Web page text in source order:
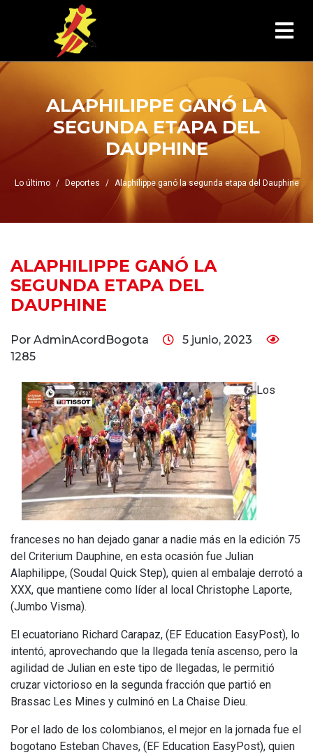
ALAPHILIPPE GANÓ LA
SEGUNDA ETAPA DEL
DAUPHINE
Lo último Deportes Alaphilippe ganó la segunda etapa del Dauphine
ALAPHILIPPE GANÓ LA
SEGUNDA ETAPA DEL
DAUPHINE
Por AdminAcordBogota
5 junio, 2023
1285
Los
franceses no han dejado ganar a nadie más en la edición 75
del Criterium Dauphine, en esta ocasión fue Julian
Alaphilippe, (Soudal Quick Step), quien al embalaje derrotó a
XXX, que mantiene como líder al local Christophe Laporte,
(Jumbo Visma).
El ecuatoriano Richard Carapaz, (EF Education EasyPost), lo
intentó, aprovechando que la llegada tenía ascenso, pero la
agilidad de Julian en este tipo de llegadas, le permitió
cruzar victorioso en la segunda fracción que partió en
Brassac Les Mines y culminó en La Chaise Dieu.
Por el lado de los colombianos, el mejor en la jornada fue el
bogotano Esteban Chaves, (EF Education EasyPost), quien